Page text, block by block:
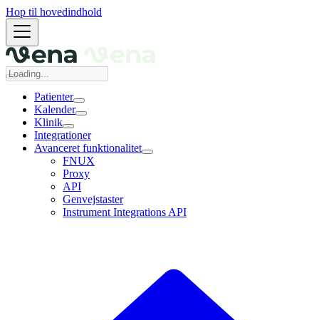
Hop til hovedindhold
Patienter
Kalender
Klinik
Integrationer
Avanceret funktionalitet
FNUX
Proxy
API
Genvejstaster
Instrument Integrations API